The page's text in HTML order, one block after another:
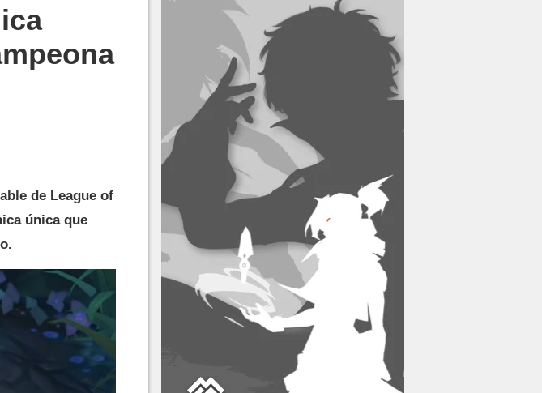
de League of
única que